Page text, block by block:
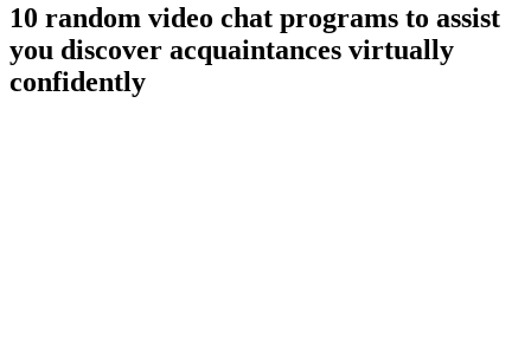
10 random video chat programs to assist
you discover acquaintances virtually
confidently